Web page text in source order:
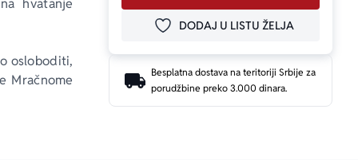
hvatanje
osloboditi,
Mračnome
DODAJ U OMILJENE
DODAJ U LISTU ŽELJA
Besplatna dostava na teritoriji Srbije za
porudžbine preko 3.000 dinara.